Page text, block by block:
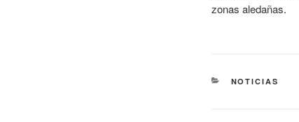
zonas aledañas.
NOTICIAS